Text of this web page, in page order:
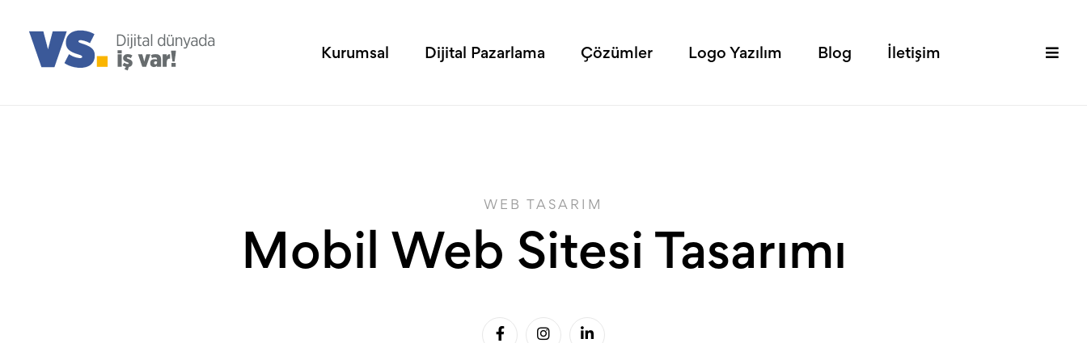
Kurumsal Dijital Pazarlama Çözümler Logo Yazılım Blog İletişim
WEB TASARIM
Mobil Web Sitesi Tasarımı